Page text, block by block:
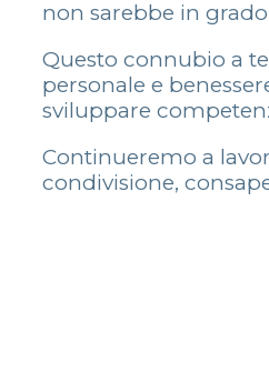
non sarebbe in
Questo connubio a
personale e
sviluppare
Continueremo a
condivisione,